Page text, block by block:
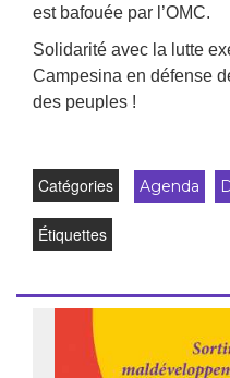
est bafouée par l’OMC.
Solidarité avec la lutte
Campesina en défense
des peuples !
Catégories Agenda
Étiquettes